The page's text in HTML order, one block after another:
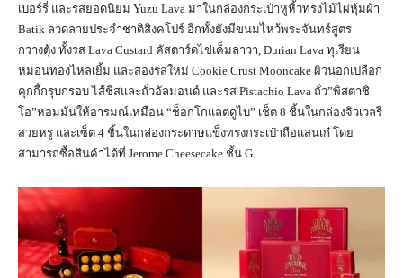
เบอร์รี่ และรสยอดนิยม Yuzu Lava มาในกล่องกระเป๋าหูหิ้วทรงไม้ไผ่หุ้มผ้า
Batik ลวดลายประจำชาติสิงคโปร์ อีกทั้งยังมีขนมไหว้พระจันทร์สูตร
กวางตุ้ง ทั้งรส Lava Custard คัสตาร์ดไข่เค็มลาวา, Durian Lava ทุเรียน
หมอนทองไหลเยิ้ม และสองรสใหม่ Cookie Crust Mooncake ผิวนอกเปลือก
คุกกี้กรุบกรอบ ไส้ชีสและถั่วอัลมอนด์ และรส Pistachio Lava ถั่ว”พิสตาชิ
โอ”หอมมันให้อารมณ์เหมือน “ช็อกโกแลตดูไบ” เช็ต 8 ชิ้นในกล่องจิวเวลรี่
สวยหรู และเซ็ต 4 ชิ้นในกล่องกระดาษแข็งทรงกระเป๋าถือแสนเก๋ โดย
สามารถซื้อสินค้าได้ที่ Jerome Cheesecake ชั้น G